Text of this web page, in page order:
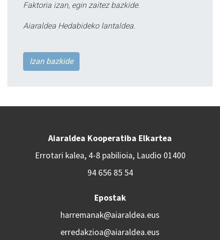
Faktoria izan, egin zaitez bazkide.
Aiaraldea Hedabideko lantaldea.
Izan bazkide
Aiaraldea Kooperatiba Elkartea
Errotari kalea, 4-8 pabilioia, Laudio 01400
94 656 85 54
Epostak
harremanak@aiaraldea.eus
erredakzioa@aiaraldea.eus